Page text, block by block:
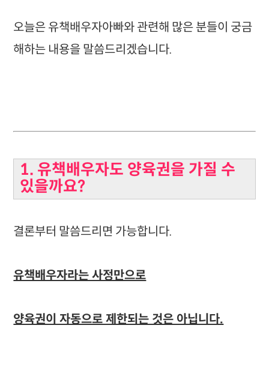
오늘은 유책배우자아빠와 관련해 많은 분들이 궁금
해하는 내용을 말씀드리겠습니다.
1. 유책배우자도 양육권을 가질 수
있을까요?
결론부터 말씀드리면 가능합니다.
유책배우자라는 사정만으로
양육권이 자동으로 제한되는 것은 아닙니다.